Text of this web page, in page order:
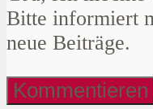
Bitte informiert
neue Beiträge.